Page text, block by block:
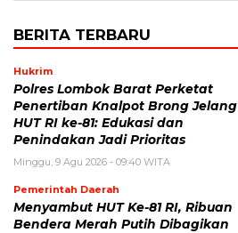
BERITA TERBARU
Hukrim
Polres Lombok Barat Perketat
Penertiban Knalpot Brong Jelang
HUT RI ke-81: Edukasi dan
Penindakan Jadi Prioritas
Minggu, 9 Agu 2026 - 09:40 WITA
Pemerintah Daerah
Menyambut HUT Ke-81 RI, Ribuan
Bendera Merah Putih Dibagikan